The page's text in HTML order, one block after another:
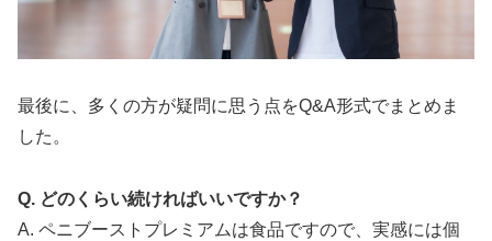
最後に、多くの方が疑問に思う点をQ&A形式でまとめま
した。
Q. どのくらい続ければいいですか？
A. ペニブーストプレミアムは食品ですので、実感には個